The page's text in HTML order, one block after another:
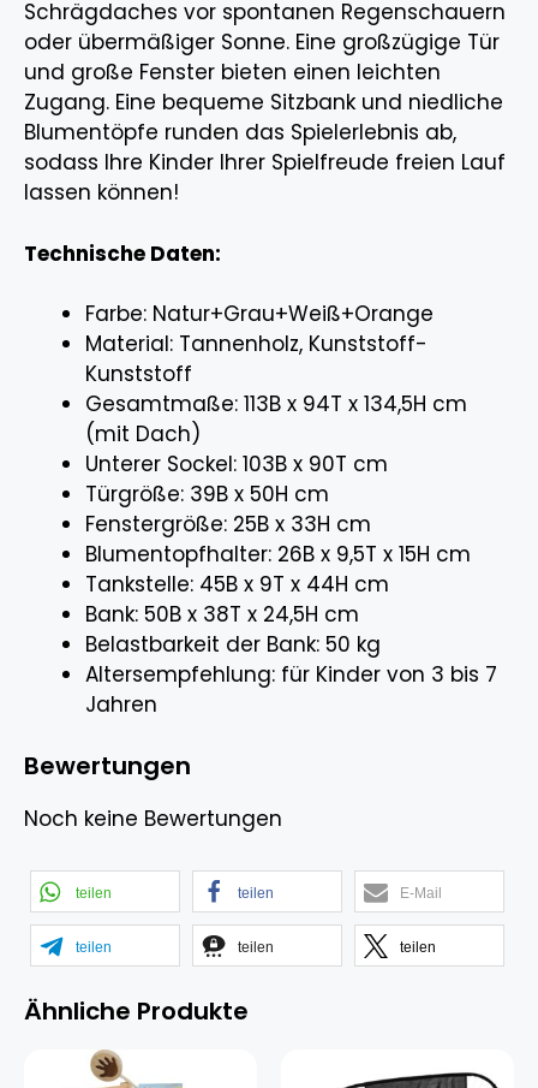
Schrägdaches vor spontanen Regenschauern
oder übermäßiger Sonne. Eine großzügige Tür
und große Fenster bieten einen leichten
Zugang. Eine bequeme Sitzbank und niedliche
Blumentöpfe runden das Spielerlebnis ab,
sodass Ihre Kinder Ihrer Spielfreude freien Lauf
lassen können!
Technische Daten:
Farbe: Natur+Grau+Weiß+Orange
Material: Tannenholz, Kunststoff-
Kunststoff
Gesamtmaße: 113B x 94T x 134,5H cm
(mit Dach)
Unterer Sockel: 103B x 90T cm
Türgröße: 39B x 50H cm
Fenstergröße: 25B x 33H cm
Blumentopfhalter: 26B x 9,5T x 15H cm
Tankstelle: 45B x 9T x 44H cm
Bank: 50B x 38T x 24,5H cm
Belastbarkeit der Bank: 50 kg
Altersempfehlung: für Kinder von 3 bis 7
Jahren
Bewertungen
Noch keine Bewertungen
teilen teilen E-Mail
teilen teilen teilen
Ähnliche Produkte